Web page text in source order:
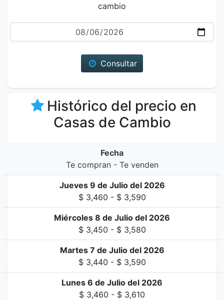
cambio
Fecha
Consultar
Histórico del precio en
Casas de Cambio
Fecha
Te compran - Te venden
Jueves 9 de Julio del 2026
$ 3,460 - $ 3,590
Miércoles 8 de Julio del 2026
$ 3,450 - $ 3,580
Martes 7 de Julio del 2026
$ 3,440 - $ 3,590
Lunes 6 de Julio del 2026
$ 3,460 - $ 3,610